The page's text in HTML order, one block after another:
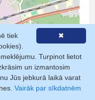
✖
tiek
Turpinot lietot
un izmantosim
Jūs jebkurā laikā varat
Vairāk par sīkdatnēm